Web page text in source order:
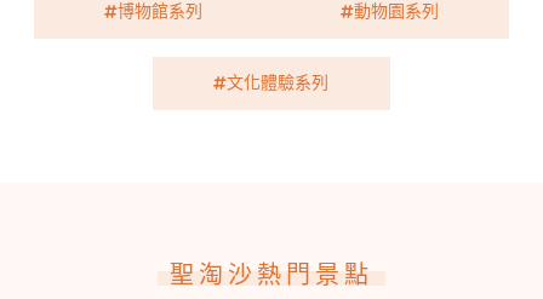
博物館系列 動物園系列
文化體驗系列
聖淘沙熱門景點